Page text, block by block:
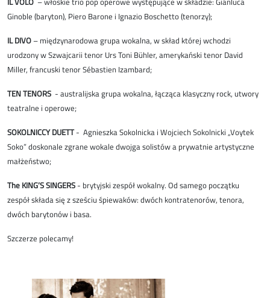
Ginoble (baryton), Piero Barone i Ignazio Boschetto (tenorzy);
IL DIVO– międzynarodowa grupa wokalna, w skład której wchodzi
urodzony w Szwajcarii tenor Urs Toni Bühler, amerykański tenor David
Miller, francuski tenor Sébastien Izambard;
TEN TENORS - australijska grupa wokalna, łącząca klasyczny rock, utwory
teatralne i operowe;
SOKOLNICCY DUETT- Agnieszka Sokolnicka i Wojciech Sokolnicki „Voytek
Soko” doskonale zgrane wokale dwojga solistów a prywatnie artystyczne
małżeństwo;
The KING’S SINGERS - brytyjski zespół wokalny. Od samego początku
zespół składa się z sześciu śpiewaków: dwóch kontratenorów, tenora,
dwóch barytonów i basa.
Szczerze polecamy!